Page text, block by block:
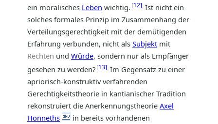
ein moralisches Leben wichtig. 12 Ist nicht ein
solches formales Prinzip im Zusammenhang der
Verteilungsgerechtigkeit mit der demütigenden
Erfahrung verbunden, nicht als Subjekt mit
Rechten und Würde, sondern nur als Empfänger
gesehen zu werden? 13 Im Gegensatz zu einer
apriorisch-konstruktiv verfahrenden
Gerechtigkeitstheorie in kantianischer Tradition
rekonstruiert die Anerkennungstheorie Axel
Honneths
in bereits vorhandenen